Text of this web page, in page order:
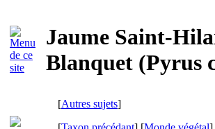
Jaume Saint-
Blanquet (Pyrus
[Autres sujets]